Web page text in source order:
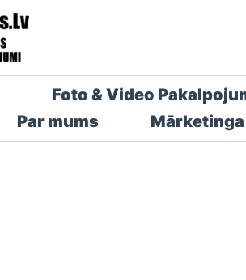
Foto & Video
Par mums